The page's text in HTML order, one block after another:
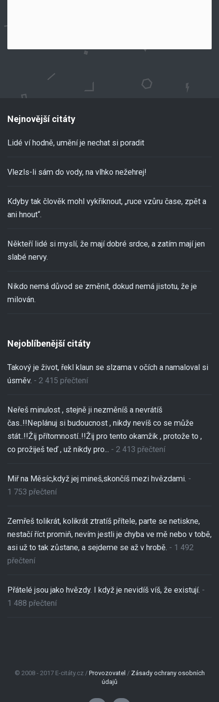
Nejnovější citáty
Lidé ví hodně, umění je nechat si poradit
Vlezls-li sám do vody, na vlhko nežehrej!
Kdyby tak člověk mohl vykřiknout, „ruce vzůru čase, zpět a
ani hnout“.
Někteří lidé si myslí, že mají dobré srdce, a zatím mají jen
slabé nervy.
Nikdo nemá důvod se změnit, dokud nemá jistotu, že je
milován.
Nejoblíbenější citáty
Takový je život, řekl klaun se slzama v očích a namaloval si
úsměv. - 2 415 přečtení
Neřeš minulost , stejně ji nezměníš a nevrátíš
čas..!!Neplánuj si budoucnost , nikdy nevíš co se může
stát..!!Žij přítomností..!!Žij pro tento okamžik , protože to ,
co prožiješ teď , už nikdy pro... - 2 413 přečtení
Miř na Měsíc,když jej mineš,skončíš mezi hvězdami. -
1 753 přečtení
Zemřeš tolikrát, kolikrát ztratíš přítele, parte se netiskne,
nestačí říct promiň, nevím jestli je chyba ve mě nebo v tobě,
asi už to tak zůstane, a sejdeme se až v hrobě. - 1 492
přečtení
Přátelé jsou jako hvězdy. I když je nevidíš víš, že existují. -
1 488 přečtení
© 2008 - 2017 E-citáty.cz / Provozovatel / Zásady ochrany osobních
údajů